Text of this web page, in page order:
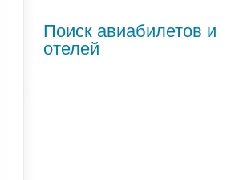
Поиск авиабилетов и
отелей